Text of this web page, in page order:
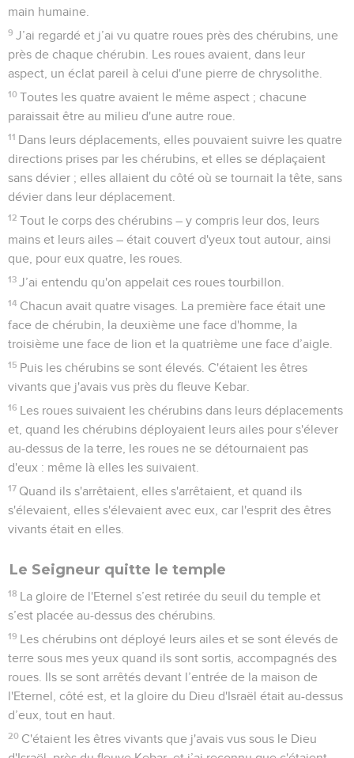
main humaine.
9 J’ai regardé et j’ai vu quatre roues près des chérubins, une
près de chaque chérubin. Les roues avaient, dans leur
aspect, un éclat pareil à celui d'une pierre de chrysolithe.
10 Toutes les quatre avaient le même aspect ; chacune
paraissait être au milieu d'une autre roue.
11 Dans leurs déplacements, elles pouvaient suivre les quatre
directions prises par les chérubins, et elles se déplaçaient
sans dévier ; elles allaient du côté où se tournait la tête, sans
dévier dans leur déplacement.
12 Tout le corps des chérubins – y compris leur dos, leurs
mains et leurs ailes – était couvert d'yeux tout autour, ainsi
que, pour eux quatre, les roues.
13 J’ai entendu qu'on appelait ces roues tourbillon.
14 Chacun avait quatre visages. La première face était une
face de chérubin, la deuxième une face d'homme, la
troisième une face de lion et la quatrième une face d’aigle.
15 Puis les chérubins se sont élevés. C'étaient les êtres
vivants que j'avais vus près du fleuve Kebar.
16 Les roues suivaient les chérubins dans leurs déplacements
et, quand les chérubins déployaient leurs ailes pour s'élever
au-dessus de la terre, les roues ne se détournaient pas
d'eux : même là elles les suivaient.
17 Quand ils s'arrêtaient, elles s'arrêtaient, et quand ils
s'élevaient, elles s'élevaient avec eux, car l'esprit des êtres
vivants était en elles.
Le Seigneur quitte le temple
18 La gloire de l'Eternel s’est retirée du seuil du temple et
s’est placée au-dessus des chérubins.
19 Les chérubins ont déployé leurs ailes et se sont élevés de
terre sous mes yeux quand ils sont sortis, accompagnés des
roues. Ils se sont arrêtés devant l’entrée de la maison de
l'Eternel, côté est, et la gloire du Dieu d'Israël était au-dessus
d’eux, tout en haut.
20 C'étaient les êtres vivants que j'avais vus sous le Dieu